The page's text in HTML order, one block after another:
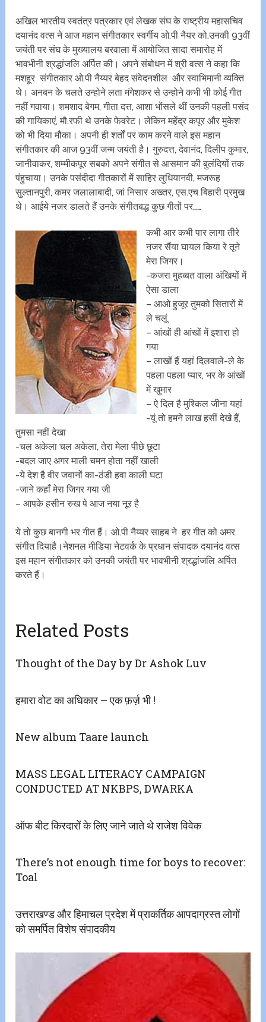
अखिल भारतीय स्वतंत्र पत्रकार एवं लेखक संघ के राष्ट्रीय महासचिव
दयानंद वत्स ने आज महान संगीतकार स्वर्गीय ओ.पी नैयर को.उनकी 93वीं
जयंती पर संघ के मुख्यालय बरवाला में आयोजित सादा समारोह में
भावभीनी श्रद्धांजलि अर्पित की। अपने संबोधन में श्री वत्स ने कहा कि
मशहूर संगीतकार ओ.पी नैय्यर बेहद संवेदनशील और स्वाभिमानी व्यक्ति
थे। अनबन के चलते उन्होने लता मंगेशकर से उन्होने कभी भी कोई गीत
नहीं गवाया। शमशाद बेगम, गीता दत्त, आशा भोंसले थीं उनकी पहली पसंद
की गायिकाएं, मौ.रफी थे उनके फेवरेट। लेकिन महेंद्र कपूर और मुकेश
को भी दिया मौका। अपनी ही शर्तों पर काम करने वाले इस महान
संगीतकार की आज 93वीं जन्म जयंती है। गुरुदत्त, देवानंद, दिलीप कुमार,
जानीवाकर, शम्मीकपूर सबको अपने संगीत से आसमान की बुलंदियों तक
पंहुचाया। उनके पसंदीदा गीतकारों में साहिर लुधियानवी, मजरूह
सुल्तानपुरी, कमर जलालाबादी, जां निसार अख्तर, एस.एच बिहारी प्रमुख
थे। आईये नजर डालते हैं उनके संगीतबद्ध कुछ गीतों पर……
कभी आर कभी पार लागा तीरे
नजर सैंया घायल किया रे तूने
मेरा जिगर।
-कजरा मुहब्बत वाला अंखियों में
ऐसा डाला
– आओ हुजूर तुमको सितारों में
ले चलूं
– आंखों ही आंखों में इशारा हो
गया
– लाखों हैं यहां दिलवाले-ले के
पहला पहला प्यार, भर के आंखों
में खुमार
– ऐ दिल है मुश्किल जीना यहां
-यूं तो हमने लाख हसीं देखे हैं,
तुमसा नहीं देखा
-चल अकेला चल अकेला, तेरा मेला पीछे छूटा
-बदल जाए अगर माली चमन होता नहीं खाली
-ये देश है वीर जवानों का-ठंडी हवा काली घटा
-जाने कहाँ मेरा जिगर गया जी
– आपके हसीन रुख पे आज नया नूर है
ये तो कुछ बानगी भर गीत हैं। ओ.पी नैय्यर साहब ने हर गीत को अमर
संगीत दियाहै।नेशनल मीडिया नेटवर्क के प्रधान संपादक दयानंद वत्स
इस महान संगीतकार को उनकी जयंती पर भावभीनी श्रद्धांजलि अर्पित
करते हैं।
Related Posts
Thought of the Day by Dr Ashok Luv
हमारा वोट का अधिकार – एक फ़र्ज़ भी !
New album Taare​ launch
MASS LEGAL LITERACY CAMPAIGN
CONDUCTED AT NKBPS, DWARKA
ऑफ बीट किरदारों के लिए जाने जाते थे राजेश विवेक
There’s not enough time for boys to recover:
Toal
उत्तराखण्ड और हिमाचल प्रदेश में प्राकर्तिक आपदाग्रस्त लोगों
को समर्पित विशेष संपादकीय